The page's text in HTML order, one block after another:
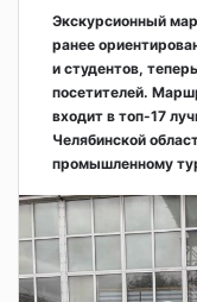
Экскурсионный
ранее
и студентов,
посетителей.
входит в топ-17
Челябинской
промышленному